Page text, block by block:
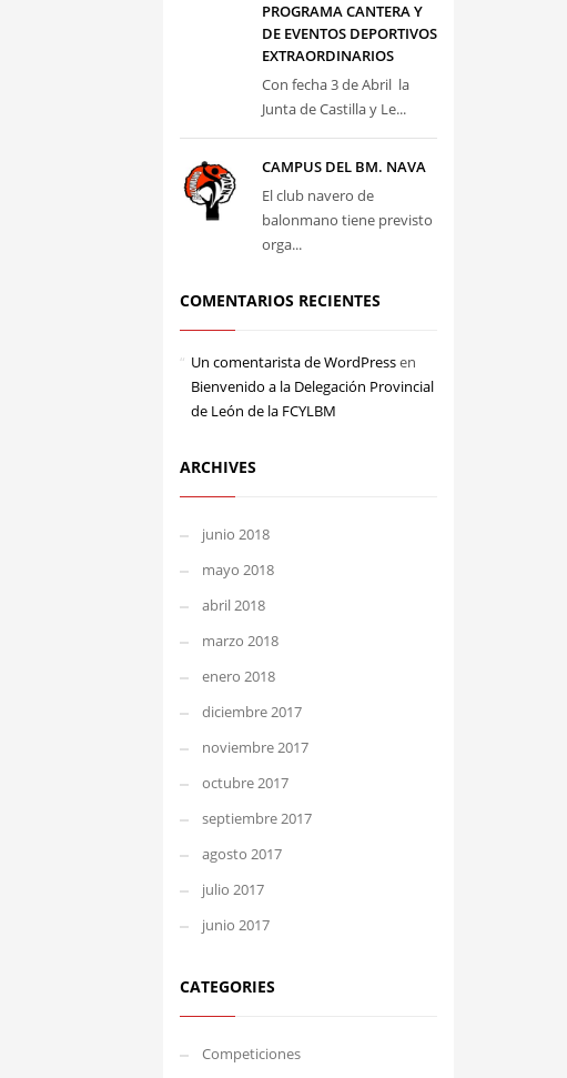
PROGRAMA CANTERA Y
DE EVENTOS DEPORTIVOS
EXTRAORDINARIOS
Con fecha 3 de Abril la
Junta de Castilla y Le...
CAMPUS DEL BM. NAVA
El club navero de
balonmano tiene previsto
orga...
COMENTARIOS RECIENTES
Un comentarista de WordPressen
Bienvenido a la Delegación Provincial
de León de la FCYLBM
ARCHIVES
junio 2018
mayo 2018
abril 2018
marzo 2018
enero 2018
diciembre 2017
noviembre 2017
octubre 2017
septiembre 2017
agosto 2017
julio 2017
junio 2017
CATEGORIES
Competiciones